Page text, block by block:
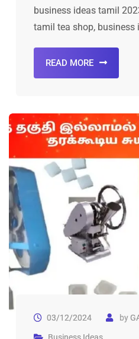
business ideas tamil
tamil tea shop, business
READ MORE
03/12/2024 by
Business Ideas